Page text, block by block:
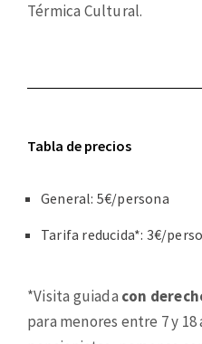
Térmica Cultural.
Tabla de precios
General: 5€/persona
Tarifa reducida*: 3€/
*Visita guiada con
para menores entre 7 y 18